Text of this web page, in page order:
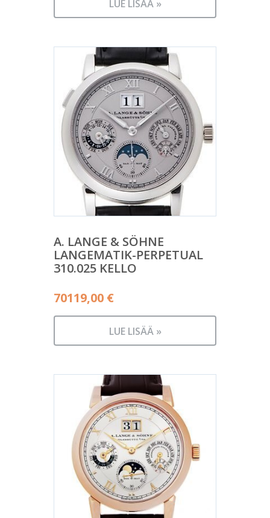
LUE LISÄÄ »
A. LANGE & SÖHNE
LANGEMATIK-PERPETUAL
310.025 KELLO
70119,00 €
LUE LISÄÄ »